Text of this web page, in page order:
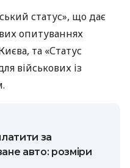
статус», що дає
опитуваннях
та «Статус
військових із
за
авто: розміри